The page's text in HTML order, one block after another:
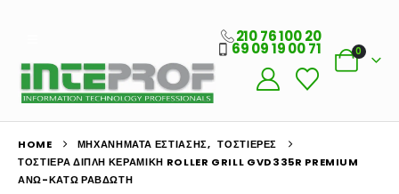
210 76 100 20
69 09 19 00 71 0
HOME ΜΗΧΑΝΉΜΑΤΑ ΕΣΤΊΑΣΗΣ, ΤΟΣΤΙΈΡΕΣ
ΤΟΣΤΙΈΡΑ ΔΙΠΛΉ ΚΕΡΑΜΙΚΉ ROLLER GRILL GVD335R PREMIUM
ΆΝΩ-ΚΆΤΩ ΡΑΒΔΩΤΗ